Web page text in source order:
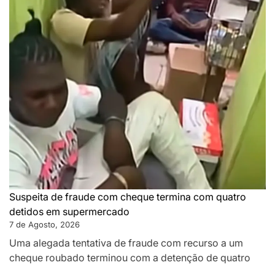
Suspeita de fraude com cheque termina com quatro
detidos em supermercado
7 de Agosto, 2026
Uma alegada tentativa de fraude com recurso a um
cheque roubado terminou com a detenção de quatro